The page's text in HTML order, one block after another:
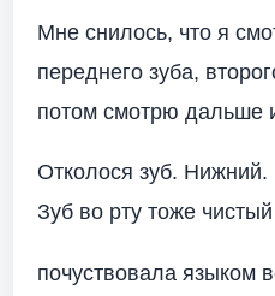
Мне снилось, что я
переднего зуба,
потом смотрю дальше
Отколося зуб. Нижний.
Зуб во рту тоже
почуствовала языком